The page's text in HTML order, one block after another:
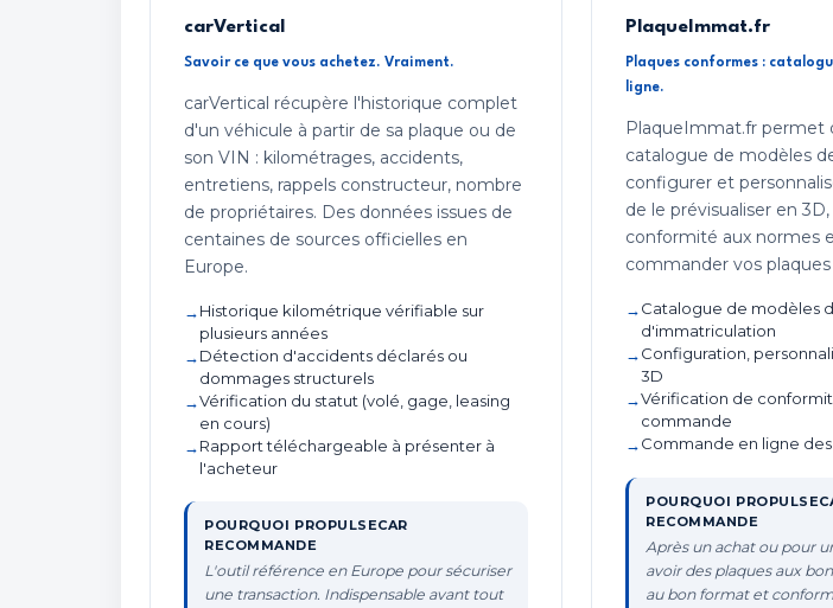
carVertical
Savoir ce que vous achetez. Vraiment.
carVertical récupère l'historique complet
d'un véhicule à partir de sa plaque ou de
son VIN : kilométrages, accidents,
entretiens, rappels constructeur, nombre
de propriétaires. Des données issues de
centaines de sources officielles en
Europe.
Historique kilométrique vérifiable sur
plusieurs années
Détection d'accidents déclarés ou
dommages structurels
Vérification du statut (volé, gage, leasing
en cours)
Rapport téléchargeable à présenter à
l'acheteur
POURQUOI PROPULSECAR
RECOMMANDE
L'outil référence en Europe pour sécuriser
une transaction. Indispensable avant tout
PlaqueImmat.fr
Plaques conformes :
ligne.
PlaqueImmat.fr permet
catalogue de modèles
configurer et
de le prévisualiser en
conformité aux normes
commander vos
Catalogue de modèles
d'immatriculation
Configuration,
3D
Vérification de
commande
Commande en ligne
POURQUOI
RECOMMANDE
Après un achat ou pour
avoir des plaques aux
au bon format et